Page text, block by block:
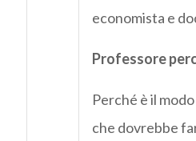
economista e
Professore
Perché è il
che dovrebbe